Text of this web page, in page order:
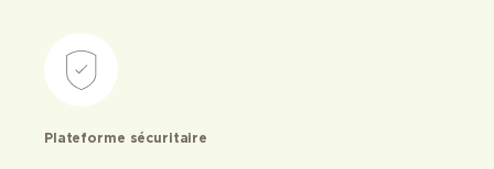
Plateforme sécuritaire